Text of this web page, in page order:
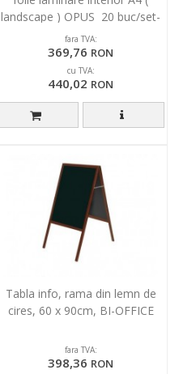
landscape ) OPUS 20 buc/set-
Alb
fara TVA:
369,76 RON
cu TVA:
440,02 RON
Tabla info, rama din lemn de
cires, 60 x 90cm, BI-OFFICE
fara TVA:
398,36 RON